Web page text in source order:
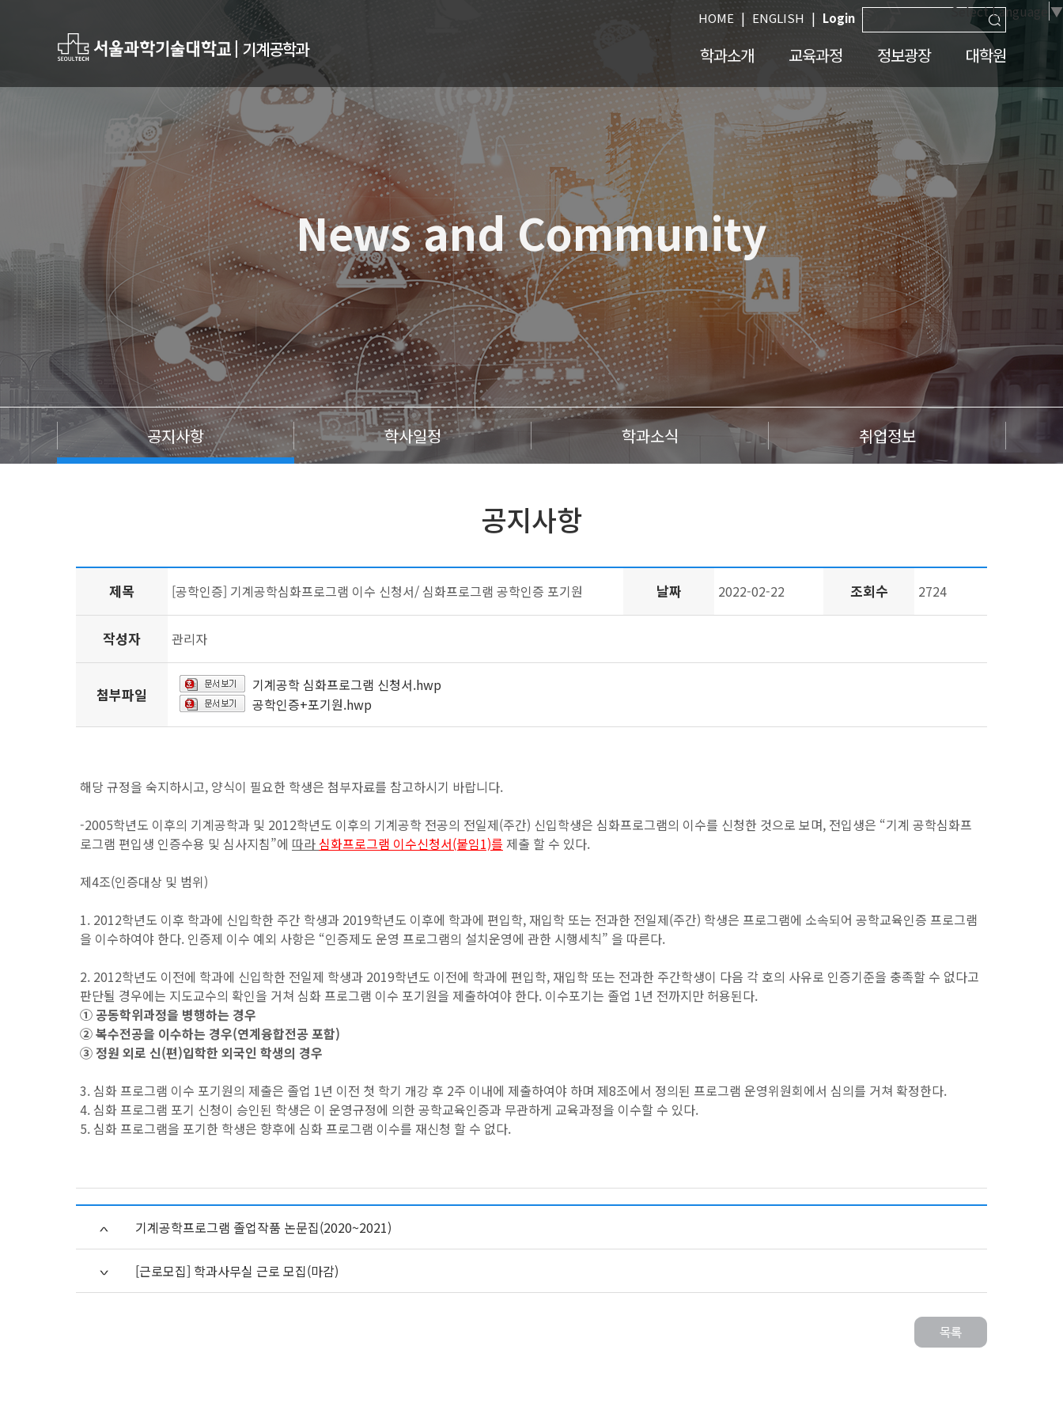
Select Language ▼
HOME | ENGLISH | Login
| 기계공학과 학과소개 교육과정 정보광장 대학원
News and Community
공지사항 학사일정 학과소식 취업정보
공지사항
제목 [공학인증] 기계공학심화프로그램 이수 신청서/ 심화프로그램 공학인증 포기원 날짜 2022-02-22 조회수 2724
작성자 관리자
첨부파일
기계공학 심화프로그램 신청서.hwp
공학인증+포기원.hwp
해당 규정을 숙지하시고, 양식이 필요한 학생은 첨부자료를 참고하시기 바랍니다.
-2005학년도 이후의 기계공학과 및 2012학년도 이후의 기계공학 전공의 전일제(주간) 신입학생은 심화프로그램의 이수를 신청한 것으로 보며, 전입생은 “기계 공학심화프
로그램 편입생 인증수용 및 심사지침”에 따라심화프로그램 이수신청서(붙임1)를 제출 할 수 있다.
제4조(인증대상 및 범위)
1. 2012학년도 이후 학과에 신입학한 주간 학생과 2019학년도 이후에 학과에 편입학, 재입학 또는 전과한 전일제(주간) 학생은 프로그램에 소속되어 공학교육인증 프로그램
을 이수하여야 한다. 인증제 이수 예외 사항은 “인증제도 운영 프로그램의 설치운영에 관한 시행세칙” 을 따른다.
2. 2012학년도 이전에 학과에 신입학한 전일제 학생과 2019학년도 이전에 학과에 편입학, 재입학 또는 전과한 주간학생이 다음 각 호의 사유로 인증기준을 충족할 수 없다고
판단될 경우에는 지도교수의 확인을 거쳐 심화 프로그램 이수 포기원을 제출하여야 한다. 이수포기는 졸업 1년 전까지만 허용된다.
① 공동학위과정을 병행하는 경우
② 복수전공을 이수하는 경우(연계융합전공 포함)
③ 정원 외로 신(편)입학한 외국인 학생의 경우
3. 심화 프로그램 이수 포기원의 제출은 졸업 1년 이전 첫 학기 개강 후 2주 이내에 제출하여야 하며 제8조에서 정의된 프로그램 운영위원회에서 심의를 거쳐 확정한다.
4. 심화 프로그램 포기 신청이 승인된 학생은 이 운영규정에 의한 공학교육인증과 무관하게 교육과정을 이수할 수 있다.
5. 심화 프로그램을 포기한 학생은 향후에 심화 프로그램 이수를 재신청 할 수 없다.
기계공학프로그램 졸업작품 논문집(2020~2021)
[근로모집] 학과사무실 근로 모집(마감)